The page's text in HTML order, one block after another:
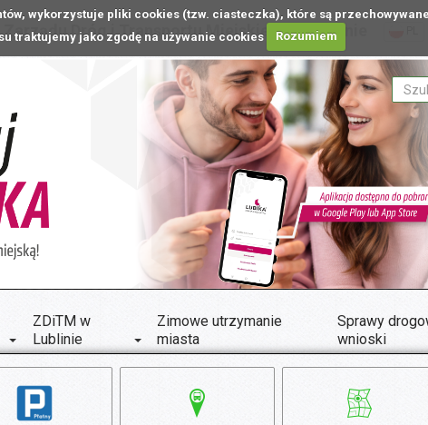
wykorzystuje pliki cookies (tzw. ciasteczka), które są
traktujemy jako zgodę na używanie cookies
Rozumiem
Zarządu Dróg i Transportu Miejskiego w Lublinie
ZDiTM w
Lublinie
Zimowe utrzymanie
miasta
Sprawy
wnioski